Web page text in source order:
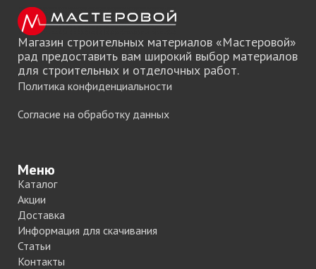
Магазин строительных материалов «Мастеровой»
рад предоставить вам широкий выбор материалов
для строительных и отделочных работ.
Политика конфиденциальности
Согласие на обработку данных
Меню
Каталог
Акции
Доставка
Информация для скачивания
Статьи
Контакты